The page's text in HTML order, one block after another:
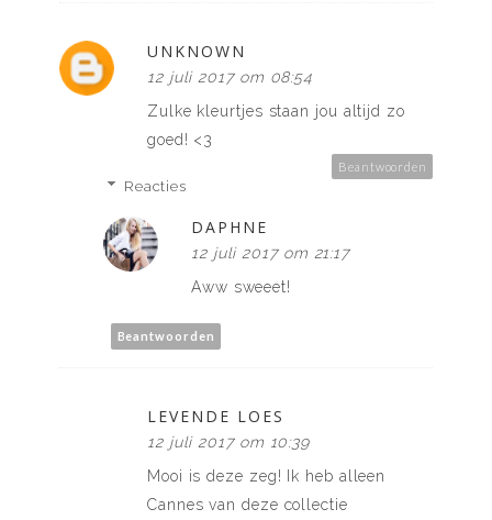
UNKNOWN
12 juli 2017 om 08:54
Zulke kleurtjes staan jou altijd zo
goed! <3
Beantwoorden
Reacties
DAPHNE
12 juli 2017 om 21:17
Aww sweeet!
Beantwoorden
LEVENDE LOES
12 juli 2017 om 10:39
Mooi is deze zeg! Ik heb alleen
Cannes van deze collectie